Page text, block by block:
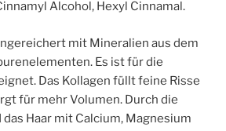
Alcohol, Hexyl Cinnamal.
mit Mineralien aus dem
Es ist für die
Das Kollagen füllt feine Risse
für mehr Volumen. Durch die
Haar mit Calcium, Magnesium